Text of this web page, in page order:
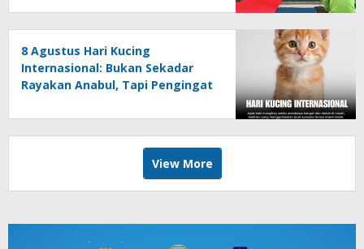
8 Agustus Hari Kucing
Internasional: Bukan Sekadar
Rayakan Anabul, Tapi Pengingat
View More